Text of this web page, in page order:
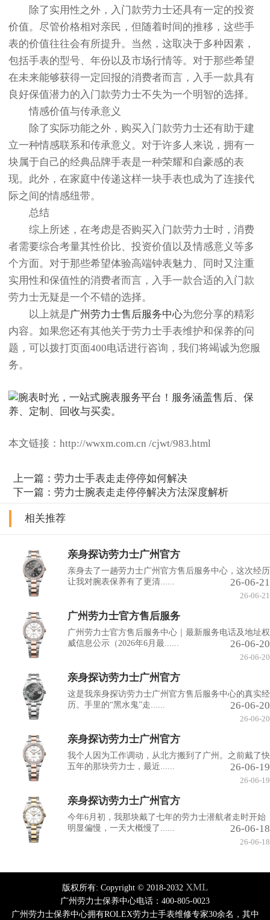
除了实用性之外，入门款劳力士还具有一定的投资
价值。尽管价格相对亲民，但随着时间的推移，这些手
表的价值往往会有所提升。当然，这取决于多种因素，
包括手表的型号、年份以及市场行情等。对于那些希望
在未来能够获得一定回报的消费者而言，入手一款具有
良好保值潜力的入门款劳力士不失为一个明智的选择。
情感价值与传承意义
除了实际功能之外，购买入门款劳力士还有助于建
立一种情感联系和传承意义。对于许多人来说，拥有一
块属于自己的经典品牌手表是一种荣耀和自豪感的表
现。此外，在家庭中传递这样一块手表也成为了连接代
际之间的情感纽带。
总结
综上所述，在考虑是否购买入门款劳力士时，消费
者需要综合考量其性价比、投资价值以及情感意义等多
个方面。对于那些希望体验高端钟表魅力、同时又注重
实用性和保值性的消费者而言，入手一款合适的入门款
劳力士无疑是一个不错的选择。
以上就是广州劳力士售后服务中心为您分享的精彩
内容。如果您还有其他关于劳力士手表维护和保养的问
题，可以拨打页面400电话进行咨询，我们将竭诚为您服
务。
本文链接：http://wwxm.com.cn /cjwt/983.html
上一篇：劳力士手表走走停停如何解决
下一篇：劳力士腕表走走停停解决方法深度解析
相关推荐
亲身探访劳力士广州官方
亲身去了一趟劳力士广州官方售后服务中心，这次经历
让我对腕表保养有了更清......
26-06-21
26-06-21
广州劳力士官方售后服务
广州劳力士官方售后服务中心｜最新服务电话及地址权
威信息公示（2026年6月最......
26-06-20
26-06-20
亲身探访劳力士广州官方
这是我亲身探访劳力士广州官方售后服务中心的真实经
历。手里的“黑水鬼”走......
26-06-20
26-06-20
亲身探访劳力士广州官方
我个人因为工作调动，从北方搬到了广州。之前戴了快
五年的那块劳力士，最近......
26-06-19
26-06-19
亲身探访劳力士广州官方
今年6月初，我那块戴了七年的劳力士潜航者走时开始
明显偏慢，一天大概慢了......
26-06-18
26-06-18
版权所有: Copyright © 2018-2032 XML
广州劳力士保养中心电话：400-805-0023
广州劳力士保养中心拥有ROLEX劳力士手表维修专家30余名，其中